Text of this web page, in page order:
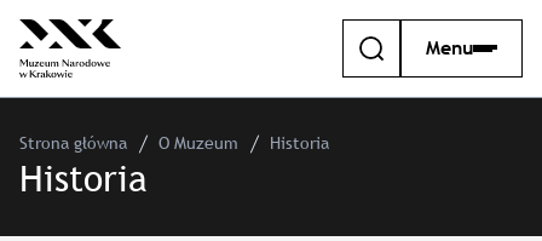
Menu
Strona główna O Muzeum Historia
Historia